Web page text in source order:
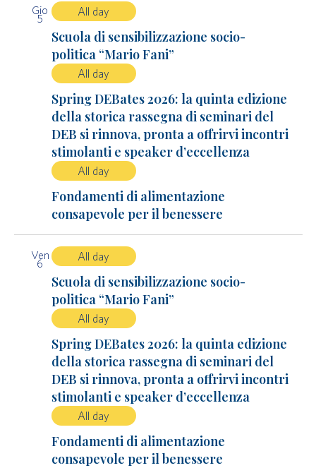
Gio
5
All day
Scuola di sensibilizzazione socio-
politica “Mario Fani”
All day
Spring DEBates 2026: la quinta edizione
della storica rassegna di seminari del
DEB si rinnova, pronta a offrirvi incontri
stimolanti e speaker d’eccellenza
All day
Fondamenti di alimentazione
consapevole per il benessere
Ven
6
All day
Scuola di sensibilizzazione socio-
politica “Mario Fani”
All day
Spring DEBates 2026: la quinta edizione
della storica rassegna di seminari del
DEB si rinnova, pronta a offrirvi incontri
stimolanti e speaker d’eccellenza
All day
Fondamenti di alimentazione
consapevole per il benessere